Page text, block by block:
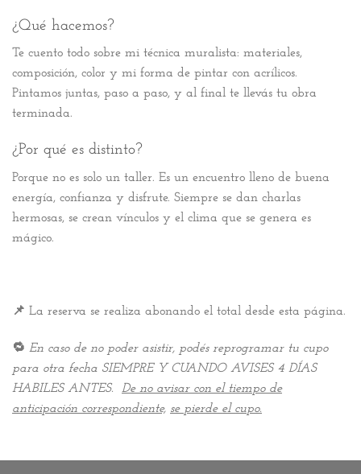
¿Qué hacemos?
Te cuento todo sobre mi técnica muralista: materiales,
composición, color y mi forma de pintar con acrílicos.
Pintamos juntas, paso a paso, y al final te llevás tu obra
terminada.
¿Por qué es distinto?
Porque no es solo un taller. Es un encuentro lleno de buena
energía, confianza y disfrute. Siempre se dan charlas
hermosas, se crean vínculos y el clima que se genera es
mágico.
📌 La reserva se realiza abonando el total desde esta página.
🔁 En caso de no poder asistir, podés reprogramar tu cupo
para otra fecha SIEMPRE Y CUANDO AVISES 4 DÍAS
HABILES ANTES.
De no avisar con el tiempo de
anticipación correspondiente, se pierde el cupo.